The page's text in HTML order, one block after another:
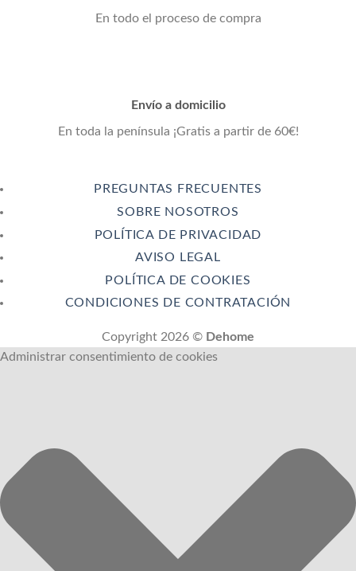
En todo el proceso de compra
Envío a domicilio
En toda la península ¡Gratis a partir de 60€!
PREGUNTAS FRECUENTES
SOBRE NOSOTROS
POLÍTICA DE PRIVACIDAD
AVISO LEGAL
POLÍTICA DE COOKIES
CONDICIONES DE CONTRATACIÓN
Copyright 2026 © Dehome
Administrar consentimiento de cookies